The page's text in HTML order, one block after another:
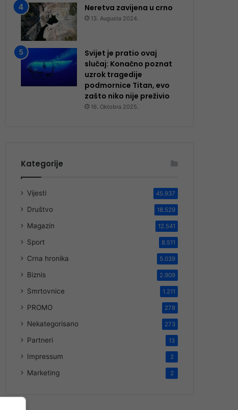
Neretva zavijena u crno
13. Augusta 2024.
Svijet je pratio ovaj
slučaj: Konačno poznat
uzrok tragedije
podmornice Titan, evo
zašto niko nije preživio
16. Oktobra 2025.
Kategorije
Vijesti 45.937
Društvo 18.529
Magazin 12.541
Sport 8.511
Crna hronika 5.039
Biznis 2.909
Smrtovnice 1.211
PROMO 278
Nekategorisano 273
Partneri 13
Impressum 2
Marketing 2